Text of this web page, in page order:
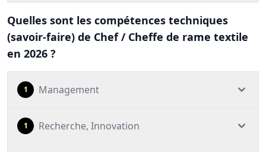
Quelles sont les compétences techniques
(savoir-faire) de Chef / Cheffe de rame textile
en 2026 ?
1 Management
1 Recherche, Innovation